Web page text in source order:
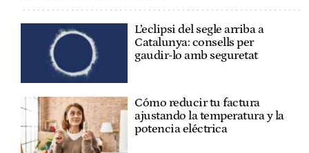
L’eclipsi del segle arriba a
Catalunya: consells per
gaudir-lo amb seguretat
Cómo reducir tu factura
ajustando la temperatura y la
potencia eléctrica